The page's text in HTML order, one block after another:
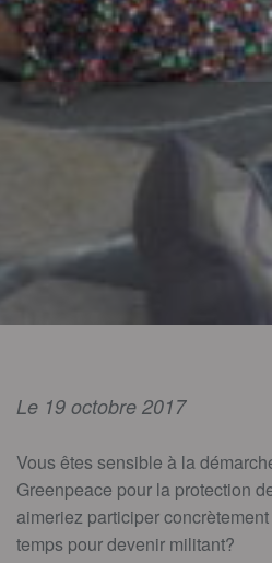
Le 19 octobre 2017
Vous êtes sensible à la
Greenpeace pour la protection
aimeriez participer
temps pour devenir militant?